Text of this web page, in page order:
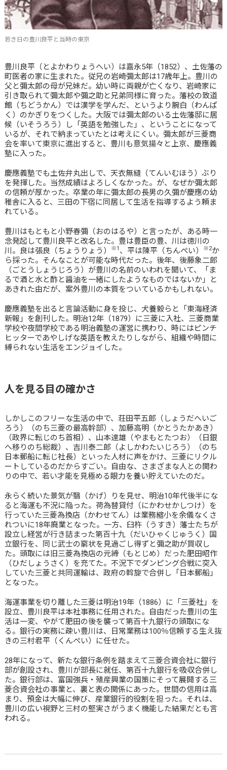
若き日の豊川良平と当時の東京
豊川良平（とよかわりょうへい）は嘉永5年（1852）、土佐藩の
町医者の家に生まれた。従兄の岩崎彌太郎は17歳年上。豊川の
父と彌太郎の母が兄妹だ。幼い時に両親が亡くなり、岩崎家に
引き取られて彌太郎や彌之助と兄弟同様に育った。藩校の致道
館（ちどうかん）では漢学を学んだ、というより腕白（わんぱ
く）のかぎりをつくした。大阪では彌太郎のいる土佐藩邸に居
候（いそうろう）し「英語を勉強した」、ということになって
いるが、それで納まっていたとは考えにくい。彌太郎が三菱商
会を率いて東京に進出すると、豊川も意気揚々と上京、慶應義
塾に入った。
慶應義塾でも土佐弁丸出しで、天衣無縫（てんいむほう）ぶり
を発揮した。当然成績はよろしくなかった。が、なぜか彌太郎
の信頼が厚かった。卒業の年に彌太郎の長男の久彌が慶應の幼
稚舎に入ると、三田の下宿に同居して生活を指導するよう頼ま
れている。
豊川はもともと小野春彌（おのはるや）と言ったが、ある時一
念発起して豊川良平と改名した。豊は豊臣の豊、川は徳川の
川。良は張良（ちょうりょう）
※1 、平は陳平（ちんぺい） ※2か
ら採った。そんなことが可能な時代だった。後年、後藤象二郎
（ごとうしょうじろう）が豊川の名前のいわれを聞いて、「ま
るで酒と水と酢と醤油を一緒にしたようなものではないか」と
あきれた由だが、案外豊川の本質をついているかもしれない。
慶應義塾を出ると言論活動に身を投じ、犬養毅らと「東海経済
新報」を創刊した。明治12年（1879）に三菱に入社、三菱商業
学校や夜間学校である明治義塾の運営に携わり、時にはピンチ
ヒッターであやしげな英語を教えたりしながら、組織や時間に
縛られない生活をエンジョイした。
人を見る目の確かさ
しかしこのフリーな生活の中で、荘田平五郎（しょうだへいご
ろう）（のち三菱の最高幹部）、加藤高明（かとうたかあき）
（政界に転じのち首相）、山本達雄（やまもとたつお）（日銀
へ移りのち総裁）、吉川泰二郎（よしかわたいじろう）（のち
日本郵船に転じ社長）といった人材に声をかけ、三菱にリクル
ートしているのだからすごい。自由な、さまざまな人との関わ
りの中で、若い才能を見極める眼力を養い貯えていたのだ。
永らく続いた景気が翳（かげ）りを見せ、明治10年代後半にな
ると海運も不況に陥った。荷為替貸付（にかわせかしつけ）を
行っていた三菱為換店（かわせてん）は業務縮小を余儀なくさ
れついに18年廃業となった。一方、臼杵（うすき）藩士たちが
設立し経営が行き詰まった第百十九（だいひゃくじゅうく）国
立銀行を、同じ武士の窮状を見過ごし得ずと彌之助が買収し
た。頭取には旧三菱為換店の元締（もとじめ）だった肥田昭作
（ひだしょうさく）を充てた。不況下でダンピング合戦に突入
していた三菱と共同運輸は、政府の斡旋で合併し「日本郵船」
となった。
海運事業を切り離した三菱は明治19年（1886）に「三菱社」を
設立、豊川良平は本社事務に任用された。自由だった豊川の生
活は一変、やがて肥田の後を襲って第百十九銀行の頭取にな
る。銀行の実務に疎い豊川は、日常業務は100％信頼する生え抜
きの三村君平（くんぺい）に任せた。
28年になって、新たな銀行条例を踏まえて三菱合資会社に銀行
部が創設され、豊川が部長に就任、第百十九銀行を吸収合併し
た。銀行部は、富国強兵・殖産興業の国策にそって展開する三
菱合資会社の事業と、裏と表の関係にあった。世間の信用は高
まり、預金は大幅に伸び、産業銀行的役割を担った。それは、
豊川の広い視野と三村の堅実さがうまく機能した結果だとも言
われる。